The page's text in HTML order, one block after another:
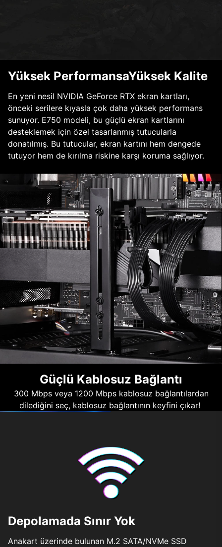
Yüksek PerformansaYüksek Kalite
En yeni nesil NVIDIA GeForce RTX ekran kartları,
önceki serilere kıyasla çok daha yüksek performans
sunuyor. E750 modeli, bu güçlü ekran kartlarını
desteklemek için özel tasarlanmış tutucularla
donatılmış. Bu tutucular, ekran kartını hem dengede
tutuyor hem de kırılma riskine karşı koruma sağlıyor.
Güçlü Kablosuz Bağlantı
300 Mbps veya 1200 Mbps kablosuz bağlantılardan
dilediğini seç, kablosuz bağlantının keyfini çıkar!
Depolamada Sınır Yok
Anakart üzerinde bulunan M.2 SATA/NVMe SSD